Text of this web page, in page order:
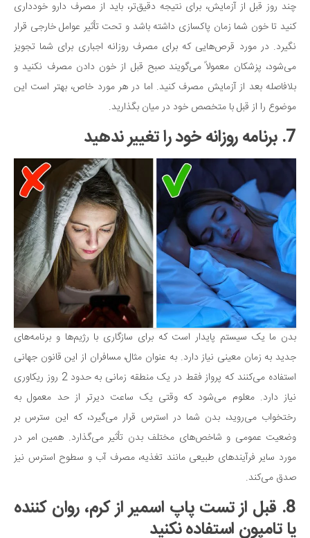
چند روز قبل از آزمایش، برای نتیجه دقیق‌تر، باید از مصرف دارو خودداری
کنید تا خون شما زمان پاکسازی داشته باشد و تحت تأثیر عوامل خارجی قرار
نگیرد. در مورد قرص‌هایی که برای مصرف روزانه اجباری برای شما تجویز
می‌شود، پزشکان معمولاً می‌گویند صبح قبل از خون دادن مصرف نکنید و
بلافاصله بعد از آزمایش مصرف کنید. اما در هر مورد خاص، بهتر است این
موضوع را از قبل با متخصص خود در میان بگذارید.
7. برنامه روزانه خود را تغییر ندهید
بدن ما یک سیستم پایدار است که برای سازگاری با رژیم‌ها و برنامه‌های
جدید به زمان معینی نیاز دارد. به عنوان مثال، مسافران از این قانون جهانی
استفاده می‌کنند که پرواز فقط در یک منطقه زمانی به حدود 2 روز ریکاوری
نیاز دارد. معلوم می‌شود که وقتی یک ساعت دیرتر از حد معمول به
رختخواب می‌روید، بدن شما در استرس قرار می‌گیرد، که این سترس بر
وضعیت عمومی و شاخص‌های مختلف بدن تأثیر می‌گذارد. همین امر در
مورد سایر فرآیندهای طبیعی مانند تغذیه، مصرف آب و سطوح استرس نیز
صدق می‌کند.
8. قبل از تست پاپ اسمیر از کرم، روان کننده
یا تامپون استفاده نکنید